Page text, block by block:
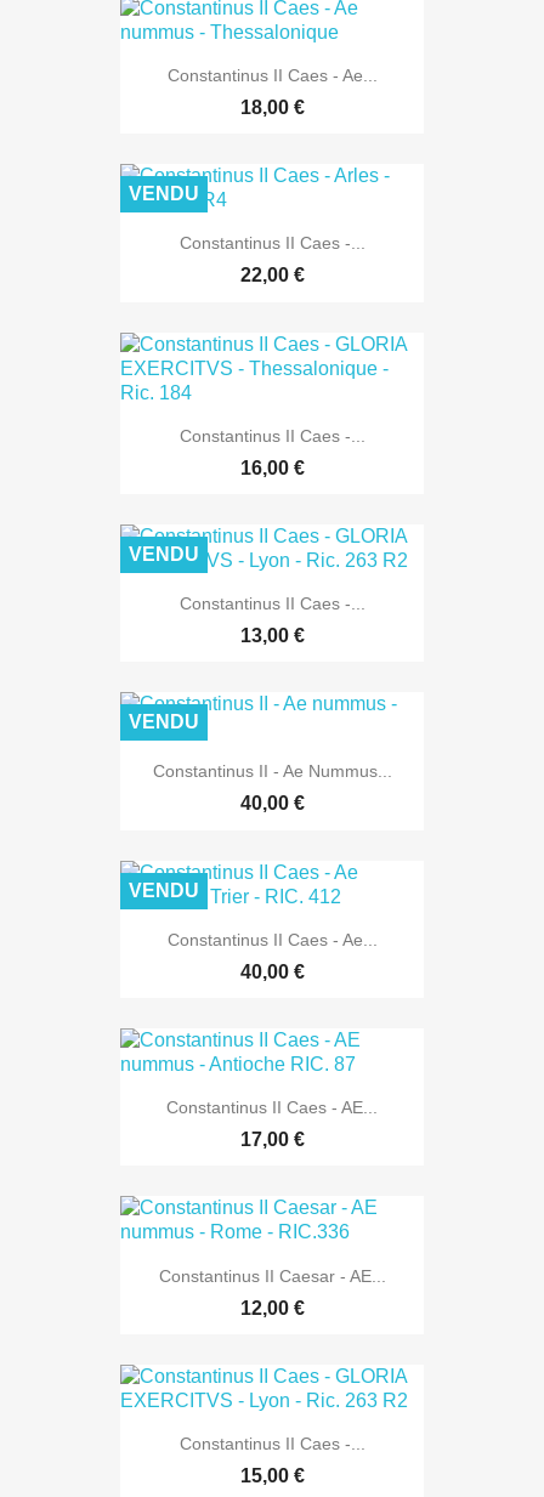
Constantinus II Caes - Ae...
18,00 €
Constantinus II Caes -...
22,00 €
VENDU
Constantinus II Caes -...
16,00 €
Constantinus II Caes -...
13,00 €
VENDU
Constantinus II - Ae Nummus...
40,00 €
VENDU
Constantinus II Caes - Ae...
40,00 €
VENDU
Constantinus II Caes - AE...
17,00 €
Constantinus II Caesar - AE...
12,00 €
Constantinus II Caes -...
15,00 €